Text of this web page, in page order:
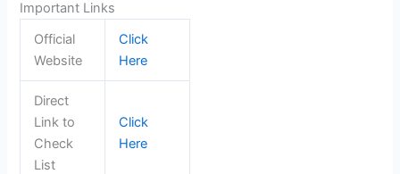
Important Links
Official
Website
Click
Here
Direct
Link to
Check
List
Click
Here